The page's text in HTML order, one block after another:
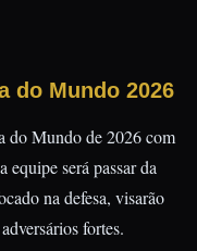
do Mundo 2026
do Mundo de 2026 com
será passar da
na defesa, visarão
fortes.